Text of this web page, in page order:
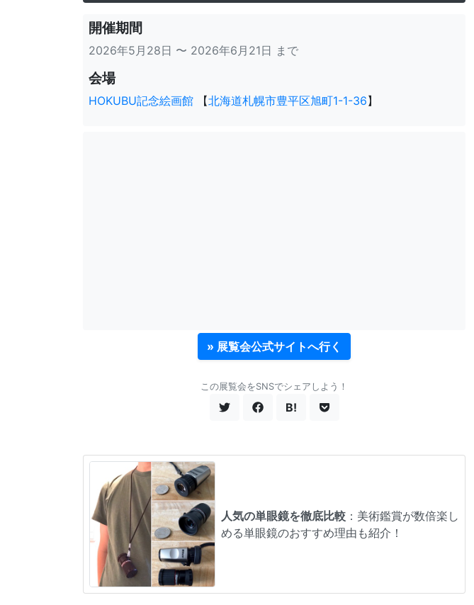
開催期間
2026年5月28日 〜 2026年6月21日 まで
会場
HOKUBU記念絵画館 【北海道札幌市豊平区旭町1-1-36】
» 展覧会公式サイトへ行く
この展覧会をSNSでシェアしよう！
B!
人気の単眼鏡を徹底比較 ：美術鑑賞が数倍楽し
める単眼鏡のおすすめ理由も紹介！